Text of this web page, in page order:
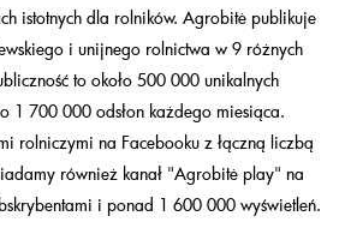
istotnych dla rolników. Agrobitė publikuje
i unijnego rolnictwa w 9 różnych
to około 500 000 unikalnych
1 700 000 odsłon każdego miesiąca.
rolniczymi na Facebooku z łączną liczbą
również kanał "Agrobitė play" na
i ponad 1 600 000 wyświetleń.